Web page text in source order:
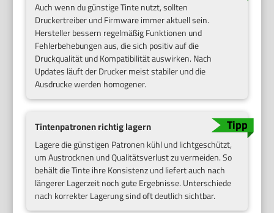
Auch wenn du günstige Tinte nutzt, sollten
Druckertreiber und Firmware immer aktuell sein.
Hersteller bessern regelmäßig Funktionen und
Fehlerbehebungen aus, die sich positiv auf die
Druckqualität und Kompatibilität auswirken. Nach
Updates läuft der Drucker meist stabiler und die
Ausdrucke werden homogener.
Tintenpatronen richtig lagern
Lagere die günstigen Patronen kühl und lichtgeschützt,
um Austrocknen und Qualitätsverlust zu vermeiden. So
behält die Tinte ihre Konsistenz und liefert auch nach
längerer Lagerzeit noch gute Ergebnisse. Unterschiede
nach korrekter Lagerung sind oft deutlich sichtbar.